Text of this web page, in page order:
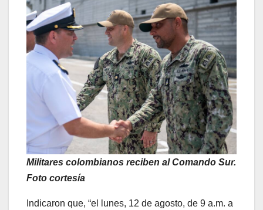
Militares colombianos reciben al Comando Sur.
Foto cortesía
Indicaron que, “el lunes, 12 de agosto, de 9 a.m. a